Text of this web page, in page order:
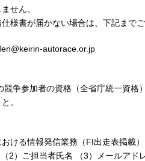
せん。
様書が届かない場合は、下記までご
autorace.or.jp
競争参加者の資格（全省庁統一資
。
おける情報発信業務（FI出走表掲載
（2）ご担当者氏名 （3）メールアド